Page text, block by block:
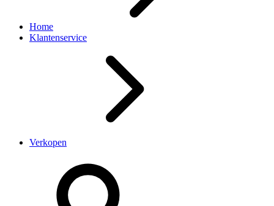
Home
Klantenservice
Verkopen